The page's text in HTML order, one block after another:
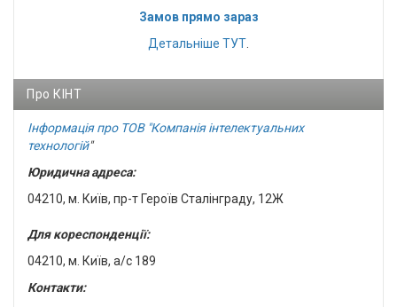
Замов прямо зараз
Детальніше ТУТ.
Про КІНТ
Інформація про ТОВ "Компанія інтелектуальних
технологій"
Юридична адреса:
04210, м. Київ, пр-т Героїв Сталінграду, 12Ж
Для кореспонденції:
04210, м. Київ, а/с 189
Контакти: